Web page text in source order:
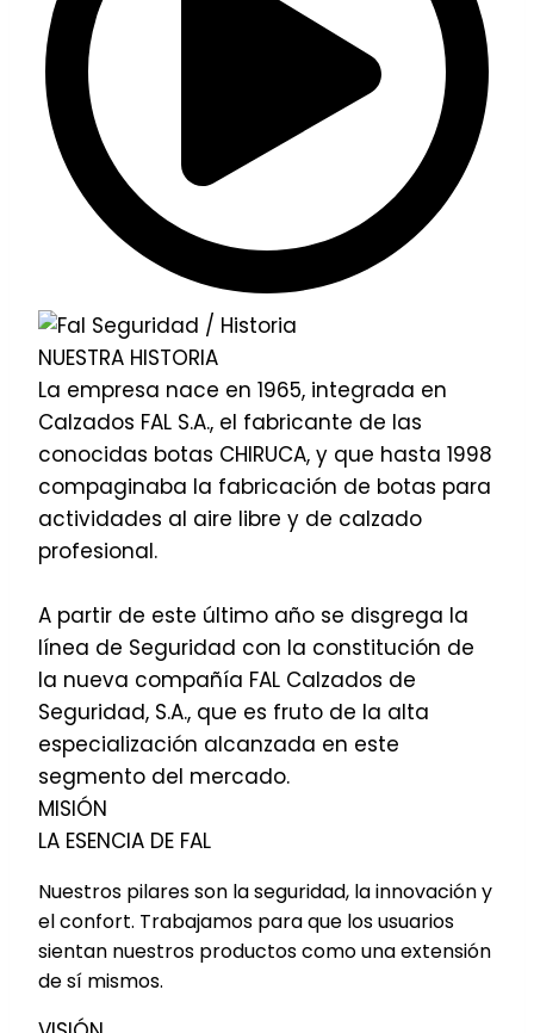
NUESTRA HISTORIA
La empresa nace en 1965, integrada en
Calzados FAL S.A., el fabricante de las
conocidas botas CHIRUCA, y que hasta 1998
compaginaba la fabricación de botas para
actividades al aire libre y de calzado
profesional.
A partir de este último año se disgrega la
línea de Seguridad con la constitución de
la nueva compañía FAL Calzados de
Seguridad, S.A., que es fruto de la alta
especialización alcanzada en este
segmento del mercado.
MISIÓN
LA ESENCIA DE FAL
Nuestros pilares son la seguridad, la innovación y
el confort. Trabajamos para que los usuarios
sientan nuestros productos como una extensión
de sí mismos.